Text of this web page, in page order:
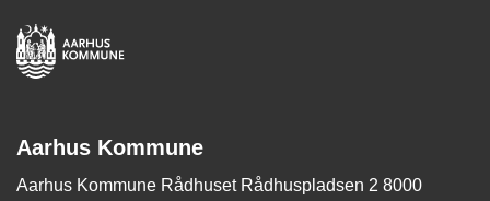
Aarhus Kommune
Aarhus Kommune Rådhuset Rådhuspladsen 2 8000